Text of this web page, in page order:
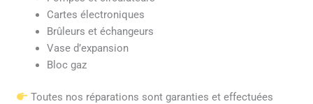
Cartes électroniques
Brûleurs et échangeurs
Vase d’expansion
Bloc gaz
Toutes nos réparations sont garanties et effectuées